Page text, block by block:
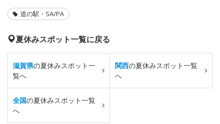
道の駅・SA/PA
夏休みスポット一覧に戻る
滋賀県の夏休みスポット一
覧へ
関西の夏休みスポット一覧
へ
全国の夏休みスポット一覧
へ